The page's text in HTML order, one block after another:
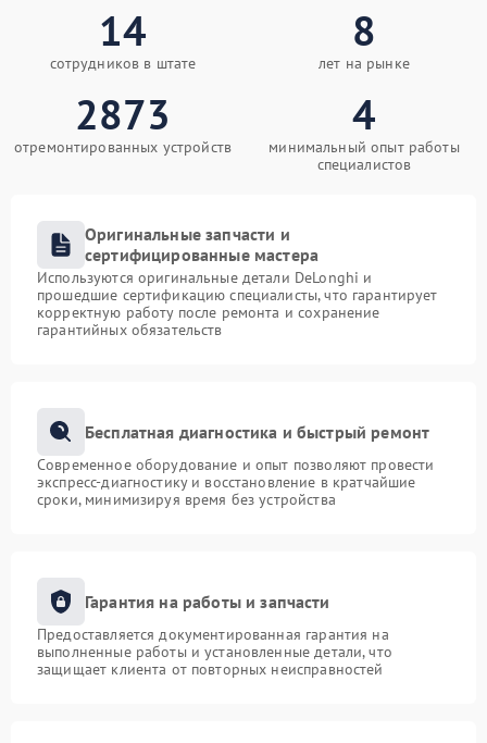
14
сотрудников в штате
8
лет на рынке
2873
отремонтированных устройств
4
минимальный опыт работы
специалистов
Оригинальные запчасти и
сертифицированные мастера
Используются оригинальные детали DeLonghi и
прошедшие сертификацию специалисты, что гарантирует
корректную работу после ремонта и сохранение
гарантийных обязательств
Бесплатная диагностика и быстрый ремонт
Современное оборудование и опыт позволяют провести
экспресс-диагностику и восстановление в кратчайшие
сроки, минимизируя время без устройства
Гарантия на работы и запчасти
Предоставляется документированная гарантия на
выполненные работы и установленные детали, что
защищает клиента от повторных неисправностей